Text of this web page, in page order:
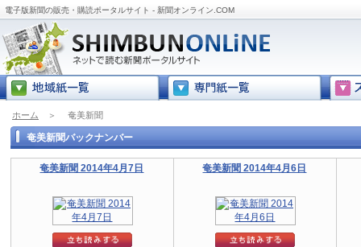
電子版新聞の販売・購読ポータルサイト - 新聞オンライン.COM
ホーム ＞ 奄美新聞
奄美新聞バックナンバー
奄美新聞 2014年4月7日 奄美新聞 2014年4月6日